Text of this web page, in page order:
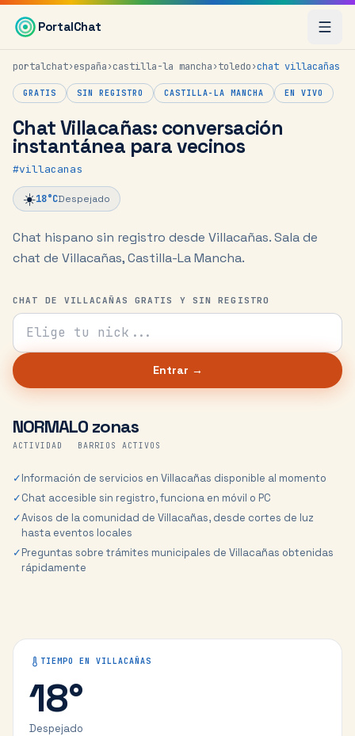
Saltar al contenido principal
PortalChat
portalchat›españa›castilla-la mancha›toledo›chat villacañas
GRATIS SIN REGISTRO CASTILLA-LA MANCHA EN VIVO
Chat Villacañas: conversación
instantánea para vecinos
#villacanas
☀️18°CDespejado
Chat hispano sin registro desde Villacañas.Sala de
chat de Villacañas, Castilla-La Mancha.
CHAT DE VILLACAÑAS GRATIS Y SIN REGISTRO
Tu nick para el chat
Entrar →
NORMAL
ACTIVIDAD
0 zonas
BARRIOS ACTIVOS
✓Información de servicios en Villacañas disponible al momento
✓Chat accesible sin registro, funciona en móvil o PC
✓Avisos de la comunidad de Villacañas, desde cortes de luz
hasta eventos locales
✓Preguntas sobre trámites municipales de Villacañas obtenidas
rápidamente
TIEMPO EN VILLACAÑAS
18°
Despejado